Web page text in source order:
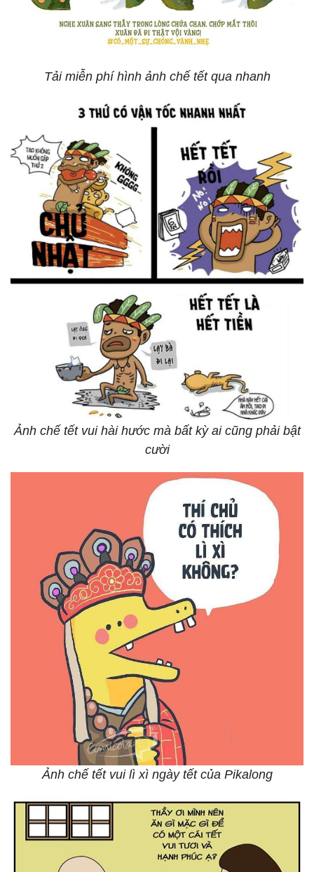
Tải miễn phí hình ảnh chế tết qua nhanh
Ảnh chế tết vui hài hước mà bất kỳ ai cũng phải bật
cười
Ảnh chế tết vui lì xì ngày tết của Pikalong